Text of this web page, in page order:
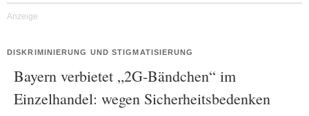
DISKRIMINIERUNG UND STIGMATISIERUNG
Bayern verbietet „2G-Bändchen“ im
Einzelhandel: wegen Sicherheitsbedenken